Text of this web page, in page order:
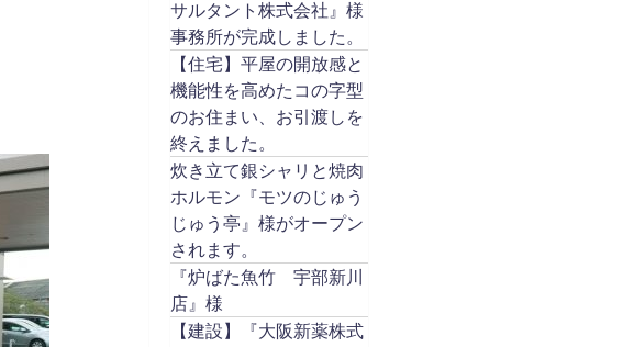
サルタント株式会社』様
事務所が完成しました。
【住宅】平屋の開放感と
機能性を高めたコの字型
のお住まい、お引渡しを
終えました。
炊き立て銀シャリと焼肉
ホルモン『モツのじゅう
じゅう亭』様がオープン
されます。
『炉ばた魚竹 宇部新川
店』様
【建設】『大阪新薬株式